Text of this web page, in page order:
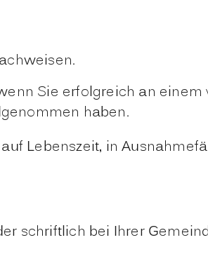
Sie erfolgreich an
haben.
Lebenszeit, in
schriftlich bei Ihrer